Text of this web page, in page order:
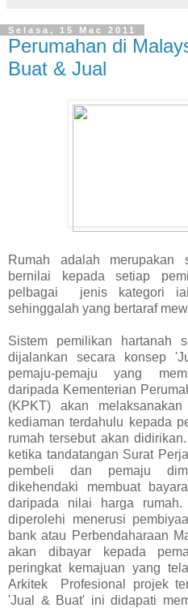
Selasa, 15 Mac 2011
Perumahan di
Buat & Jual
Rumah adalah merupakan
bernilai kepada setiap
pelbagai jenis kategori
sehinggalah yang bertaraf
Sistem pemilikan hartanah
dijalankan secara konsep
pemaju-pemaju yang
daripada Kementerian
(KPKT) akan
kediaman terdahulu kepada
rumah tersebut akan
ketika tandatangan Surat
pembeli dan pemaju
dikehendaki membuat
daripada nilai harga
diperolehi menerusi
bank atau Perbendaharaan
akan dibayar kepada
peringkat kemajuan yang
Arkitek Profesional projek
'Jual & Buat' ini didapati